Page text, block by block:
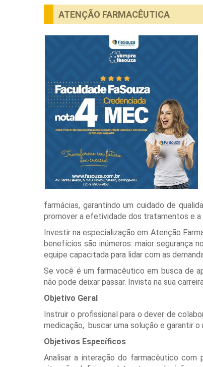
ATENÇÃO FARMACÊUTICA
farmácias, garantindo um cuidado de
promover a efetividade dos tratamentos e
Investir na especialização em Atenção
benefícios são inúmeros: maior segurança
equipe capacitada para lidar com as
Se você é um farmacêutico em busca de
não pode deixar passar. Invista na sua
Objetivo Geral
Instruir o profissional para o dever de
medicação, buscar uma solução e garantir
Objetivos Específicos
Analisar a interação do farmacêutico com